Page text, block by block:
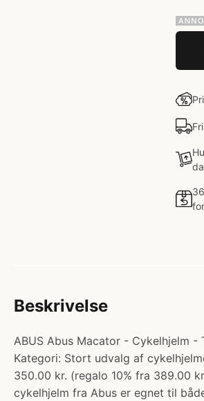
Beskrivelse
ABUS Abus Macator - Cykelhjelm -
Kategori: Stort udvalg af
350.00 kr. (regalo 10% fra 389.00
cykelhjelm fra Abus er egnet til